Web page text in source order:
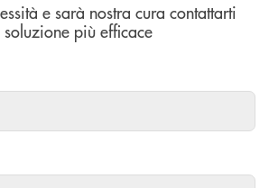
e sarà nostra cura contattarti
più efficace